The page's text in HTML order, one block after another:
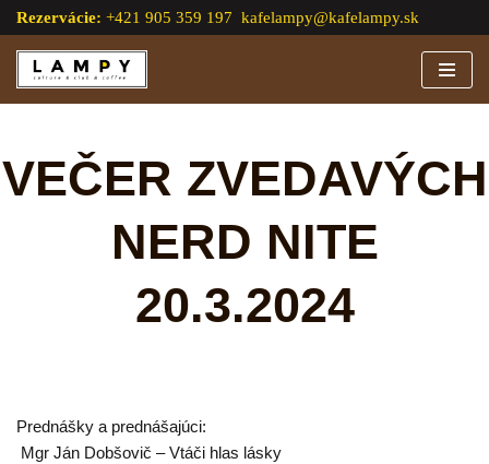
Preskočiť
na
Rezervácie: +421 905 359 197 kafelampy@kafelampy.sk
VEČER ZVEDAVÝCH
NERD NITE
20.3.2024
Prednášky a prednášajúci:
Mgr Ján Dobšovič – Vtáči hlas lásky